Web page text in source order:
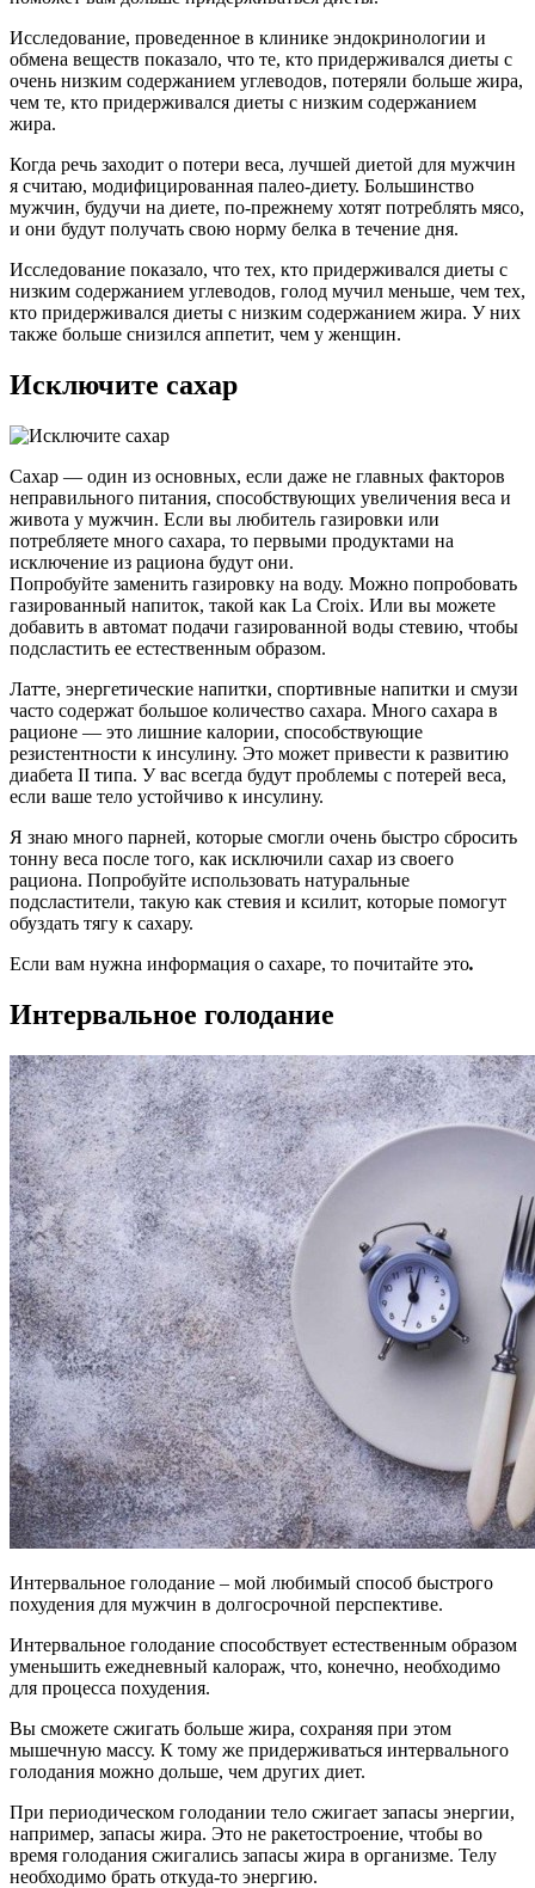
Исследование, проведенное в клинике эндокринологии и
обмена веществ показало, что те, кто придерживался диеты с
очень низким содержанием углеводов, потеряли больше жира,
чем те, кто придерживался диеты с низким содержанием
жира.
Когда речь заходит о потери веса, лучшей диетой для мужчин
я считаю, модифицированная палео-диету. Большинство
мужчин, будучи на диете, по-прежнему хотят потреблять мясо,
и они будут получать свою норму белка в течение дня.
Исследование показало, что тех, кто придерживался диеты с
низким содержанием углеводов, голод мучил меньше, чем тех,
кто придерживался диеты с низким содержанием жира. У них
также больше снизился аппетит, чем у женщин.
Исключите сахар
Сахар — один из основных, если даже не главных факторов
неправильного питания, способствующих увеличения веса и
живота у мужчин. Если вы любитель газировки или
потребляете много сахара, то первыми продуктами на
исключение из рациона будут они.
Попробуйте заменить газировку на воду. Можно попробовать
газированный напиток, такой как La Croix. Или вы можете
добавить в автомат подачи газированной воды стевию, чтобы
подсластить ее естественным образом.
Латте, энергетические напитки, спортивные напитки и смузи
часто содержат большое количество сахара. Много сахара в
рационе — это лишние калории, способствующие
резистентности к инсулину. Это может привести к развитию
диабета II типа. У вас всегда будут проблемы с потерей веса,
если ваше тело устойчиво к инсулину.
Я знаю много парней, которые смогли очень быстро сбросить
тонну веса после того, как исключили сахар из своего
рациона. Попробуйте использовать натуральные
подсластители, такую как стевия и ксилит, которые помогут
обуздать тягу к сахару.
Если вам нужна информация о сахаре, то почитайте это.
Интервальное голодание
Интервальное голодание – мой любимый способ быстрого
похудения для мужчин в долгосрочной перспективе.
Интервальное голодание способствует естественным образом
уменьшить ежедневный калораж, что, конечно, необходимо
для процесса похудения.
Вы сможете сжигать больше жира, сохраняя при этом
мышечную массу. К тому же придерживаться интервального
голодания можно дольше, чем других диет.
При периодическом голодании тело сжигает запасы энергии,
например, запасы жира. Это не ракетостроение, чтобы во
время голодания сжигались запасы жира в организме. Телу
необходимо брать откуда-то энергию.